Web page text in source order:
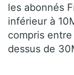
les abonnés
inférieur à
compris
dessus de